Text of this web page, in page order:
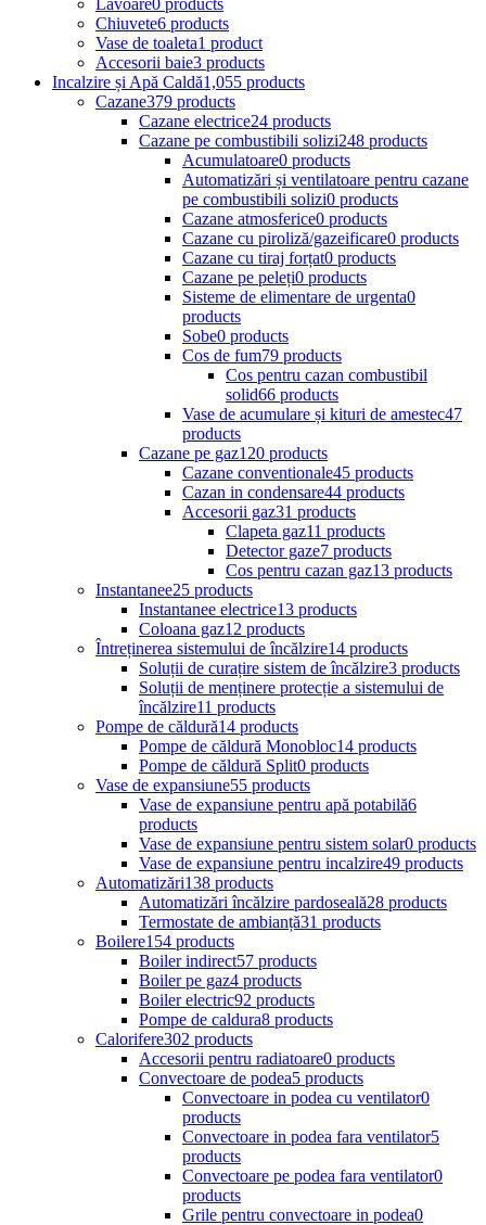
Chiuvete6 products
Vase de toaleta1 product
Accesorii baie3 products
Incalzire și Apă Caldă1,055 products
Cazane379 products
Cazane electrice24 products
Cazane pe combustibili solizi248 products
Acumulatoare0 products
Automatizări și ventilatoare pentru cazane
pe combustibili solizi0 products
Cazane atmosferice0 products
Cazane cu piroliză/gazeificare0 products
Cazane cu tiraj forțat0 products
Cazane pe peleți0 products
Sisteme de elimentare de urgenta0
products
Sobe0 products
Cos de fum79 products
Cos pentru cazan combustibil
solid66 products
Vase de acumulare și kituri de amestec47
products
Cazane pe gaz120 products
Cazane conventionale45 products
Cazan in condensare44 products
Accesorii gaz31 products
Clapeta gaz11 products
Detector gaze7 products
Cos pentru cazan gaz13 products
Instantanee25 products
Instantanee electrice13 products
Coloana gaz12 products
Întreținerea sistemului de încălzire14 products
Soluții de curațire sistem de încălzire3 products
Soluții de menținere protecție a sistemului de
încălzire11 products
Pompe de căldură14 products
Pompe de căldură Monobloc14 products
Pompe de căldură Split0 products
Vase de expansiune55 products
Vase de expansiune pentru apă potabilă6
products
Vase de expansiune pentru sistem solar0 products
Vase de expansiune pentru incalzire49 products
Automatizări138 products
Automatizări încălzire pardoseală28 products
Termostate de ambianță31 products
Boilere154 products
Boiler indirect57 products
Boiler pe gaz4 products
Boiler electric92 products
Pompe de caldura8 products
Calorifere302 products
Accesorii pentru radiatoare0 products
Convectoare de podea5 products
Convectoare in podea cu ventilator0
products
Convectoare in podea fara ventilator5
products
Convectoare pe podea fara ventilator0
products
Grile pentru convectoare in podea0